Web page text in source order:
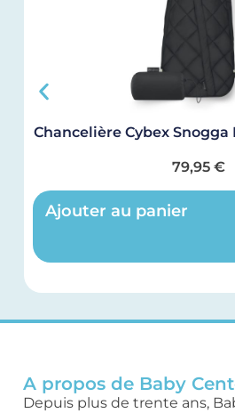
Chancelière Cybex Snogga
79,95 €
Ajouter au panier
A propos de Baby
Depuis plus de trente ans,